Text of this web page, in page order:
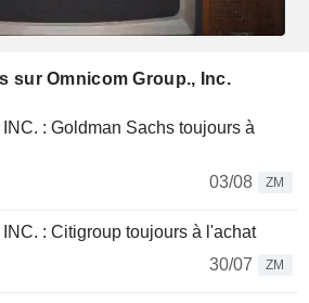
sur Omnicom Group., Inc.
: Goldman Sachs toujours à
03/08
ZM
: Citigroup toujours à l'achat
30/07
ZM